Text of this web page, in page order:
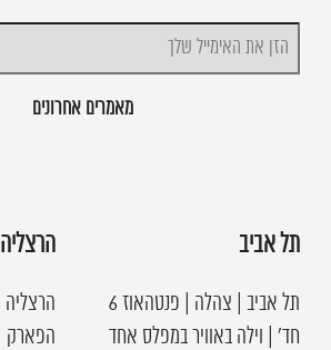
מאמרים אחרונים
תל אביב
תל אביב | צהלה | פנטהאוז 6
חד׳ | וילה באוויר במפלס אחד
הרצליה
הפארק